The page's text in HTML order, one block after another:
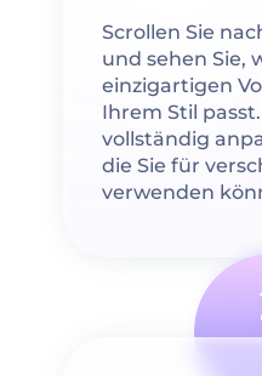
Scrollen Sie
und sehen Sie,
einzigartigen
Ihrem Stil
vollständig
die Sie für
verwenden